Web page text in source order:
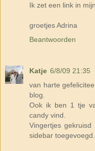
Ik zet een link in
groetjes Adrina
Beantwoorden
Katje 6/8/09 21:35
van harte
blog.
Ook ik ben 1 tje
candy vind.
Vingertjes
sidebar